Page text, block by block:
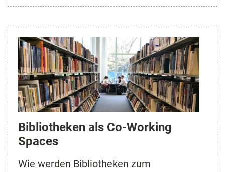
Bibliotheken als Co-Working
Spaces
Wie werden Bibliotheken zum